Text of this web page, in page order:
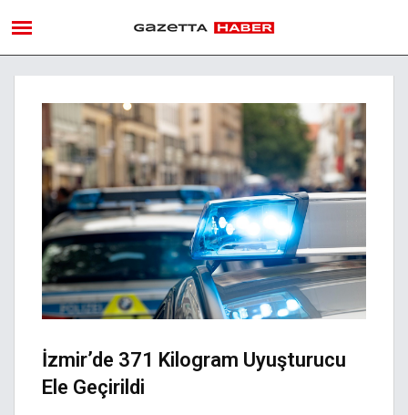
İzmir’de 371 Kilogram Uyuşturucu
Ele Geçirildi